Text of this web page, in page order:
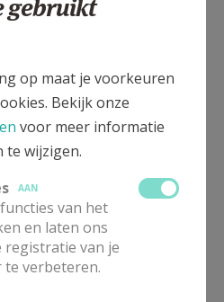
gebruikt
op maat je voorkeuren
Bekijk onze
voor meer informatie
te wijzigen.
AAN
van het
en laten ons
registratie van je
te verbeteren.